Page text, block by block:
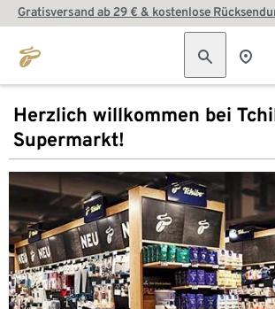
Gratisversand ab 29 € & kostenlose
Herzlich willkommen bei
Supermarkt!